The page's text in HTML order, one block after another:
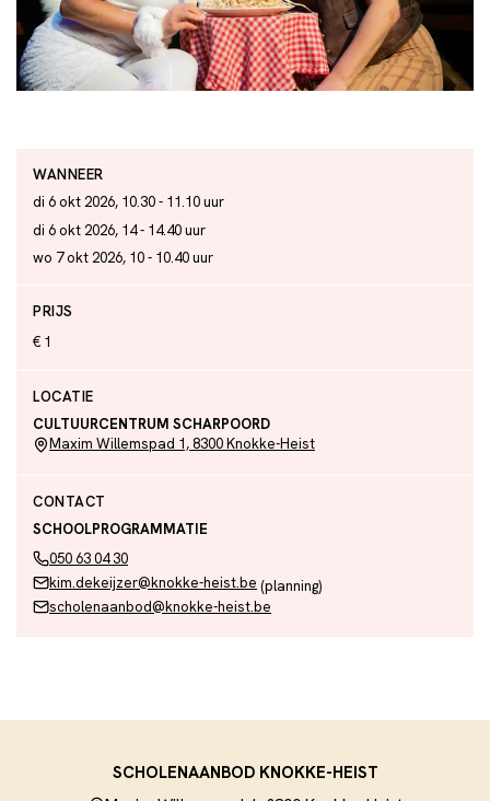
WANNEER
di 6 okt 2026, 10.30 - 11.10 uur
di 6 okt 2026, 14 - 14.40 uur
wo 7 okt 2026, 10 - 10.40 uur
PRIJS
€ 1
LOCATIE
CULTUURCENTRUM SCHARPOORD
Maxim Willemspad 1, 8300 Knokke-Heist
CONTACT
SCHOOLPROGRAMMATIE
050 63 04 30
kim.dekeijzer@knokke-heist.be (planning)
scholenaanbod@knokke-heist.be
SCHOLENAANBOD KNOKKE-HEIST